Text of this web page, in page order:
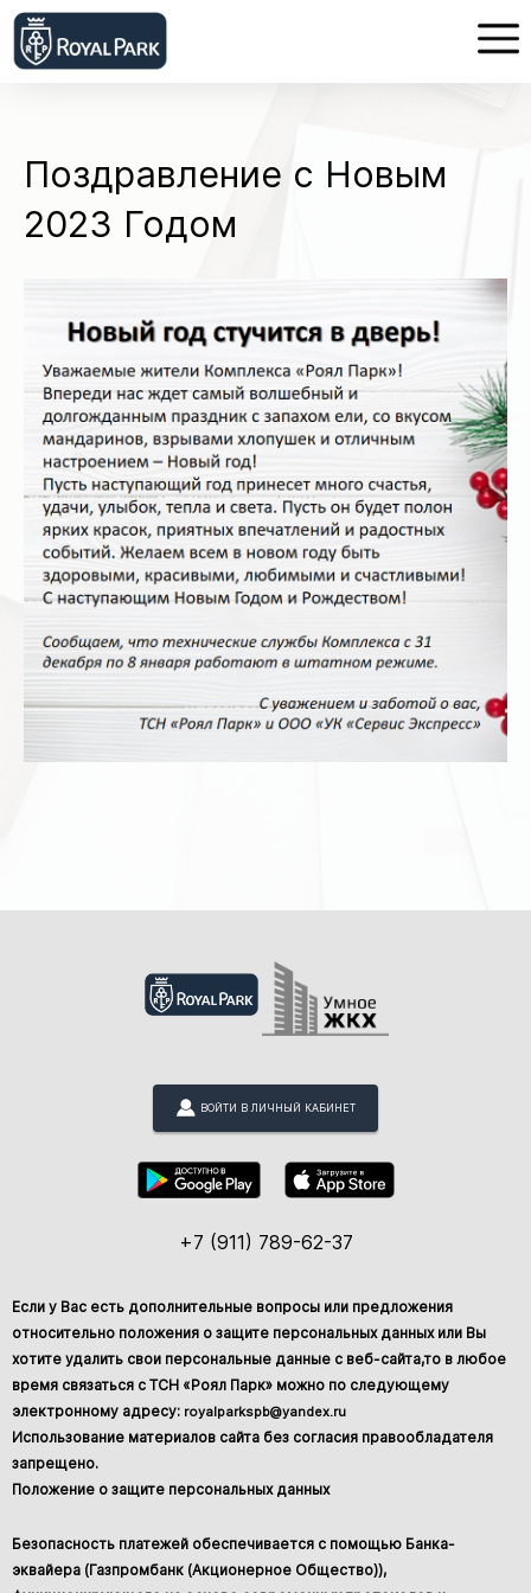
Поздравление с Новым
2023 Годом
ВОЙТИ В ЛИЧНЫЙ КАБИНЕТ
+7 (911) 789-62-37
Если у Вас есть дополнительные вопросы или предложения
относительно положения о защите персональных данных или Вы
хотите удалить свои персональные данные с веб-сайта,то в любое
время связаться с ТСН «Роял Парк» можно по следующему
электронному адресу: royalparkspb@yandex.ru
Использование материалов сайта без согласия правообладателя
запрещено.
Положение о защите персональных данных
Безопасность платежей обеспечивается с помощью Банка-
эквайера (Газпромбанк (Акционерное Общество)),